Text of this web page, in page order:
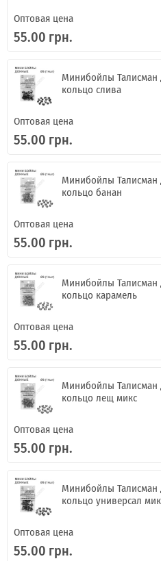
Оптовая цена
55.00 грн.
Минибойлы Талисман
кольцо слива
Оптовая цена
55.00 грн.
Минибойлы Талисман
кольцо банан
Оптовая цена
55.00 грн.
Минибойлы Талисман
кольцо карамель
Оптовая цена
55.00 грн.
Минибойлы Талисман
кольцо лещ микс
Оптовая цена
55.00 грн.
Минибойлы Талисман
кольцо универсал
Оптовая цена
55.00 грн.